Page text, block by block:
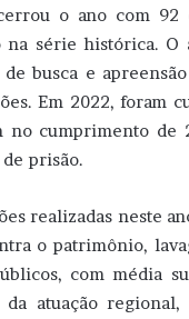
o ano com
na série histórica. O
de busca e
Em 2022, foram
no cumprimento de
prisão.
realizadas neste
o patrimônio,
com média
da atuação